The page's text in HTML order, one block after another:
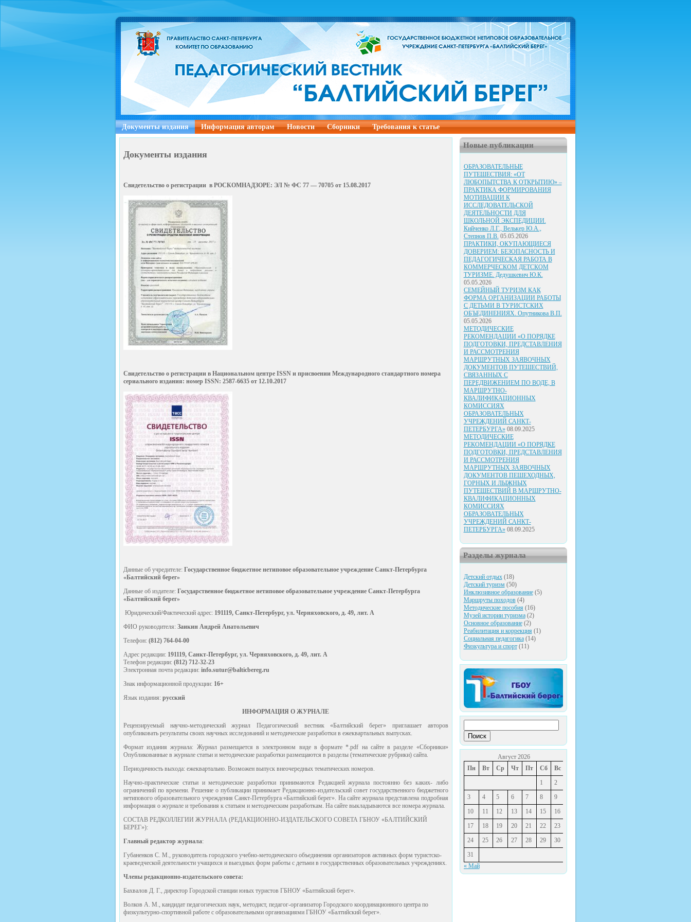
Документы издания Информация авторам Новости Сборники Требования к статье
Документы издания
Свидетельство о регистрации в РОСКОМНАДЗОРЕ: ЭЛ № ФС 77 — 70705 от 15.08.2017
Cвидетельство о регистрации в Национальном центре ISSN и присвоении Международного стандартного номера
сериального издания: номер ISSN: 2587-6635 от 12.10.2017
Данные об учредителе: Государственное бюджетное нетиповое образовательное учреждение Санкт-Петербурга
«Балтийский берег»
Данные об издателе: Государственное бюджетное нетиповое образовательное учреждение Санкт-Петербурга
«Балтийский берег»
Юридический/Фактический адрес: 191119, Санкт-Петербург, ул. Черняховского, д. 49, лит. А
ФИО руководителя: Заикин Андрей Анатольевич
Телефон: (812) 764-04-00
Адрес редакции: 191119, Санкт-Петербург, ул. Черняховского, д. 49, лит. А
Телефон редакции: (812) 712-32-23
Электронная почта редакции: info.sutur@balticbereg.ru
Знак информационной продукции: 16+
Язык издания: русский
ИНФОРМАЦИЯ О ЖУРНАЛЕ
Рецензируемый научно-методический журнал Педагогический вестник «Балтийский берег» приглашает авторов
опубликовать результаты своих научных исследований и методические разработки в ежеквартальных выпусках.
Формат издания журнала: Журнал размещается в электронном виде в формате *.pdf на сайте в разделе «Сборники»
Опубликованные в журнале статьи и методические разработки размещаются в разделы (тематические рубрики) сайта.
Периодичность выхода: ежеквартально. Возможен выпуск внеочередных тематических номеров.
Научно-практические статьи и методические разработки принимаются Редакцией журнала постоянно без каких- либо
ограничений по времени. Решение о публикации принимает Редакционно-издательский совет государственного бюджетного
нетипового образовательного учреждения Санкт-Петербурга «Балтийский берег». На сайте журнала представлена подробная
информация о журнале и требования к статьям и методическим разработкам. На сайте выкладываются все номера журнала.
СОСТАВ РЕДКОЛЛЕГИИ ЖУРНАЛА (РЕДАКЦИОННО-ИЗДАТЕЛЬСКОГО СОВЕТА ГБНОУ «БАЛТИЙСКИЙ
БЕРЕГ»):
Главный редактор журнала:
Губаненков С. М., руководитель городского учебно-методического объединения организаторов активных форм туристско-
краеведческой деятельности учащихся и выездных форм работы с детьми в государственных образовательных учреждениях.
Члены редакционно-издательского совета:
Бахвалов Д. Г., директор Городской станции юных туристов ГБНОУ «Балтийский берег».
Волков А. М., кандидат педагогических наук, методист, педагог-организатор Городского координационного центра по
физкультурно-спортивной работе с образовательными организациями ГБНОУ «Балтийский берег».
Новые публикации
ОБРАЗОВАТЕЛЬНЫЕ
ПУТЕШЕСТВИЯ: «ОТ
ЛЮБОПЫТСТВА К ОТКРЫТИЮ» –
ПРАКТИКА ФОРМИРОВАНИЯ
МОТИВАЦИИ К
ИССЛЕДОВАТЕЛЬСКОЙ
ДЕЯТЕЛЬНОСТИ ДЛЯ
ШКОЛЬНОЙ ЭКСПЕДИЦИИ.
Кийченко Л.Г., Велькер Ю.А.,
Степнов П.В. 05.05.2026
ПРАКТИКИ, ОКУПАЮЩИЕСЯ
ДОВЕРИЕМ: БЕЗОПАСНОСТЬ И
ПЕДАГОГИЧЕСКАЯ РАБОТА В
КОММЕРЧЕСКОМ ДЕТСКОМ
ТУРИЗМЕ. Дедушкевич Ю.К.
05.05.2026
СЕМЕЙНЫЙ ТУРИЗМ КАК
ФОРМА ОРГАНИЗАЦИИ РАБОТЫ
С ДЕТЬМИ В ТУРИСТСКИХ
ОБЪЕДИНЕНИЯХ. Опутникова В.П.
05.05.2026
МЕТОДИЧЕСКИЕ
РЕКОМЕНДАЦИИ «О ПОРЯДКЕ
ПОДГОТОВКИ, ПРЕДСТАВЛЕНИЯ
И РАССМОТРЕНИЯ
МАРШРУТНЫХ ЗАЯВОЧНЫХ
ДОКУМЕНТОВ ПУТЕШЕСТВИЙ,
СВЯЗАННЫХ С
ПЕРЕДВИЖЕНИЕМ ПО ВОДЕ, В
МАРШРУТНО-
КВАЛИФИКАЦИОННЫХ
КОМИССИЯХ
ОБРАЗОВАТЕЛЬНЫХ
УЧРЕЖДЕНИЙ САНКТ-
ПЕТЕРБУРГА» 08.09.2025
МЕТОДИЧЕСКИЕ
РЕКОМЕНДАЦИИ «О ПОРЯДКЕ
ПОДГОТОВКИ, ПРЕДСТАВЛЕНИЯ
И РАССМОТРЕНИЯ
МАРШРУТНЫХ ЗАЯВОЧНЫХ
ДОКУМЕНТОВ ПЕШЕХОДНЫХ,
ГОРНЫХ И ЛЫЖНЫХ
ПУТЕШЕСТВИЙ В МАРШРУТНО-
КВАЛИФИКАЦИОННЫХ
КОМИССИЯХ
ОБРАЗОВАТЕЛЬНЫХ
УЧРЕЖДЕНИЙ САНКТ-
ПЕТЕРБУРГА» 08.09.2025
Разделы журнала
Детский отдых(18)
Детский туризм(50)
Инклюзивное образование(5)
Маршруты походов(4)
Методические пособия(16)
Музей истории туризма(2)
Основное образование(2)
Реабилитация и коррекция(1)
Социальная педагогика(14)
Физкультура и спорт(11)
Август 2026
Пн
Вт Ср Чт Пт Сб
Вс
1
2
3
4 5 6 7 8
9
10
11 12 13 14 15
16
17
18 19 20 21 22
23
24
25 26 27 28 29
30
31
« Май